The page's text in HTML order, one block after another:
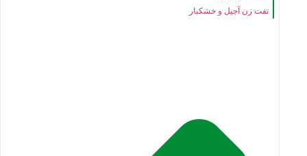
تفت زن آجیل و خشکبار